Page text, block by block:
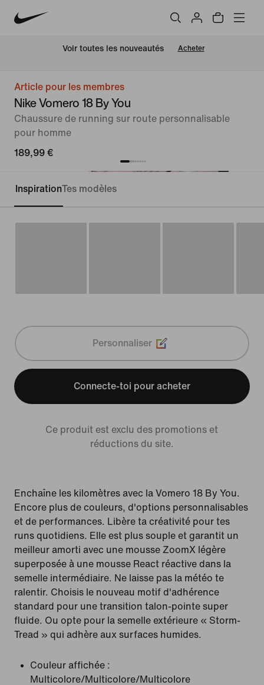
Voir toutes les nouveautés Acheter
Article pour les membres
Nike Vomero 18 By You
Chaussure de running sur route personnalisable
pour homme
189,99 €
Personnaliser
InspirationTes modèles
Personnaliser
Connecte-toi pour acheter
Ce produit est exclu des promotions et
réductions du site.
Enchaîne les kilomètres avec la Vomero 18 By You.
Encore plus de couleurs, d'options personnalisables
et de performances. Libère ta créativité pour tes
runs quotidiens. Elle est plus souple et garantit un
meilleur amorti avec une mousse ZoomX légère
superposée à une mousse React réactive dans la
semelle intermédiaire. Ne laisse pas la météo te
ralentir. Choisis le nouveau motif d'adhérence
standard pour une transition talon-pointe super
fluide. Ou opte pour la semelle extérieure « Storm-
Tread » qui adhère aux surfaces humides.
Couleur affichée :
Multicolore/Multicolore/Multicolore